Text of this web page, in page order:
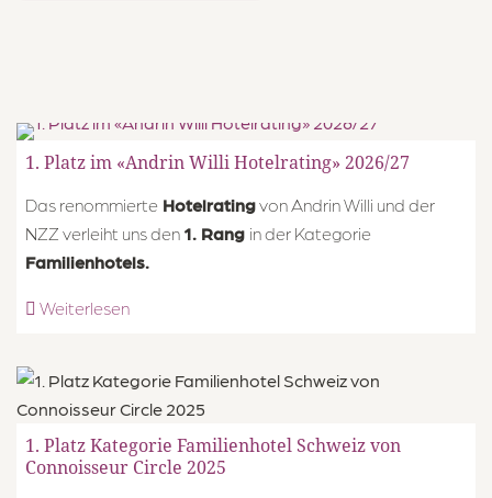
Dorfstrasse 24, 8784 Braunwald
+41 55 653 71 71
1. Platz im «Andrin Willi Hotelrating» 2026/27
Das renommierte Hotelratingvon Andrin Willi und der
NZZ verleiht uns den 1. Rang in der Kategorie
Familienhotels.
Weiterlesen
1. Platz Kategorie Familienhotel Schweiz von
Connoisseur Circle 2025